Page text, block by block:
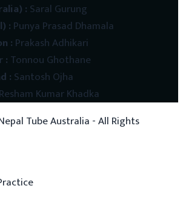
: Saral Gurung
: Punya Prasad Dhamala
: Prakash Adhikari
: Tonnou Ghothane
: Santosh Ojha
Resham Kumar Khadka
Tube Australia - All Rights